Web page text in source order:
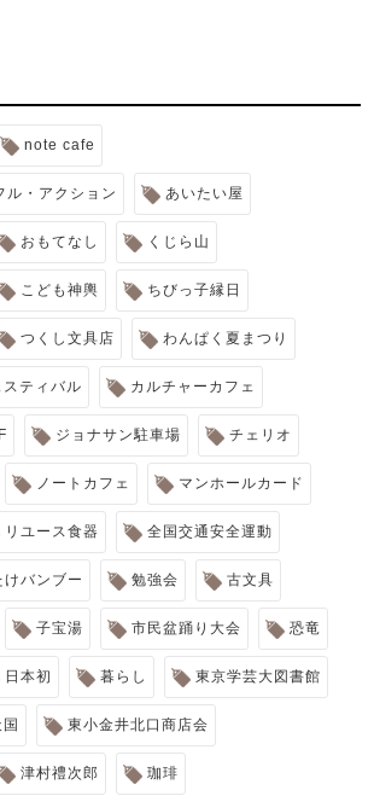
note cafe
ル・アクション あいたい屋
おもてなし くじら山
こども神輿 ちびっ子縁日
つくし文具店 わんぱく夏まつり
ティバル カルチャーカフェ
ジョナサン駐車場 チェリオ
ノートカフェ マンホールカード
リユース食器 全国交通安全運動
けバンブー 勉強会 古文具
子宝湯 市民盆踊り大会 恐竜
日本初 暮らし 東京学芸大図書館
東小金井北口商店会
津村禮次郎 珈琲